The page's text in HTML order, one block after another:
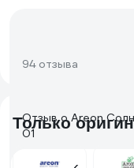
94 отзыва
Отзыв о Areon
01
Только